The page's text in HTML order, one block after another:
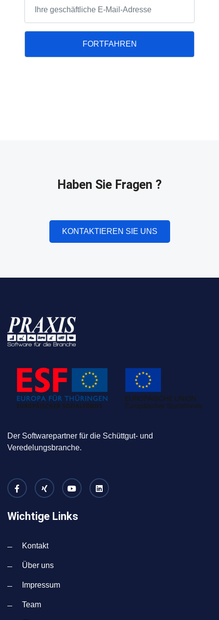
FORTFAHREN
Haben Sie Fragen ?
KONTAKTIEREN SIE UNS
Der Softwarepartner für die Schüttgut- und
Veredelungsbranche.
Wichtige Links
Kontakt
Über uns
Impressum
Team